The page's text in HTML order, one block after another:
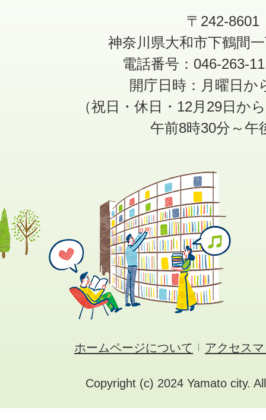
〒242-8601
神奈川県大和市下鶴間
電話番号：046-263-
開庁日時：月曜日か
（祝日・休日・12月29日か
午前8時30分～午
ホームページについて アクセス
Copyright (c) 2024 Yamato city.